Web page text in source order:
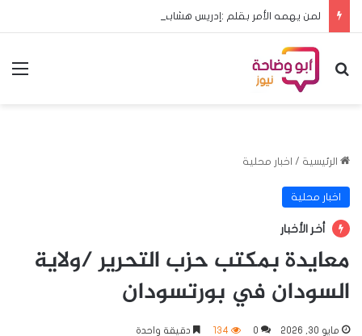
بحث عن
الرئيسية / اخبار محلية
اخبار محلية
أخر الأخبار
معايدة بمكتب حزب التحرير /ولاية
السودان في بورتسودان
مايو 30, 2026 0
134 دقيقة واحدة